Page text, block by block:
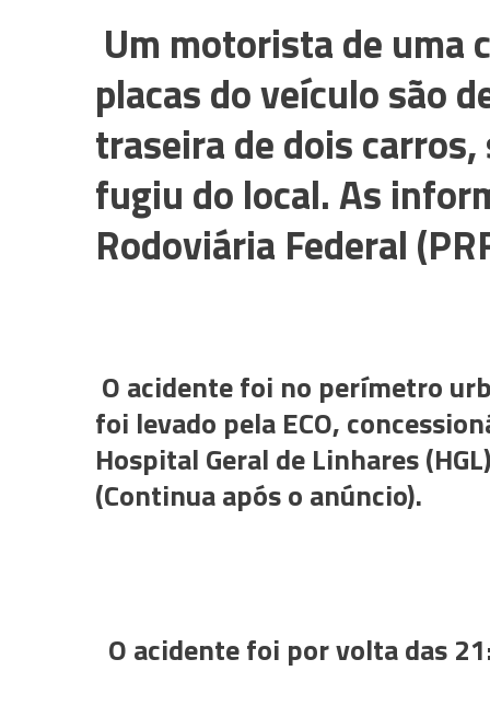
Um motorista de uma
placas do veículo são
traseira de dois
fugiu do local. As
Rodoviária Federal
O acidente foi no perímetro
foi levado pela ECO,
Hospital Geral de Linhares
(Continua após o anúncio).
O acidente foi por volta das